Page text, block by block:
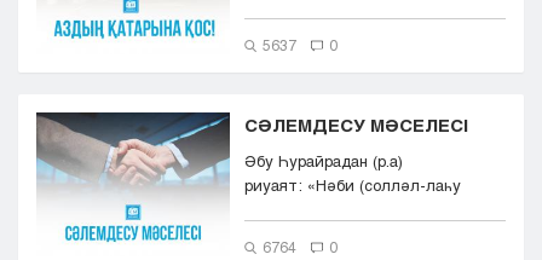
5637 0
СӘЛЕМДЕСУ МӘСЕЛЕСІ
Әбу Һурайрадан (р.а)
риуаят: «Нәби (солләл-лаһу
6764 0